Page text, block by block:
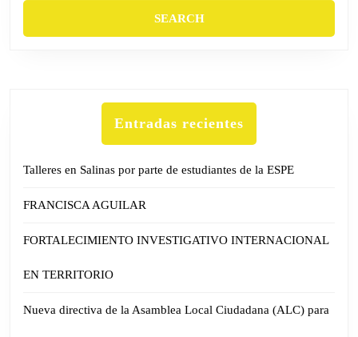
Entradas recientes
Talleres en Salinas por parte de estudiantes de la ESPE
FRANCISCA AGUILAR
FORTALECIMIENTO INVESTIGATIVO INTERNACIONAL
EN TERRITORIO
Nueva directiva de la Asamblea Local Ciudadana (ALC) para